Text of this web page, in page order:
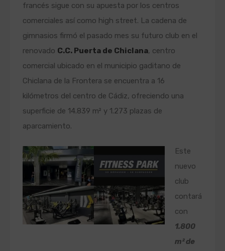
francés sigue con su apuesta por los centros
comerciales así como high street. La cadena de
gimnasios firmó el pasado mes su futuro club en el
renovado C.C. Puerta de Chiclana, centro
comercial ubicado en el municipio gaditano de
Chiclana de la Frontera se encuentra a 16
kilómetros del centro de Cádiz, ofreciendo una
superficie de 14.839 m² y 1.273 plazas de
aparcamiento.
Este
nuevo
club
contará
con
1.800
m² de